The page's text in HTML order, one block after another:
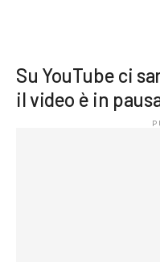
Su YouTube ci
il video è in